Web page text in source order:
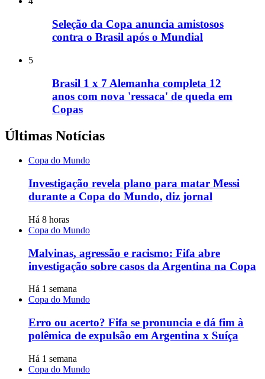
Seleção da Copa anuncia amistosos
contra o Brasil após o Mundial
5
Brasil 1 x 7 Alemanha completa 12
anos com nova 'ressaca' de queda em
Copas
Últimas Notícias
Copa do Mundo
Investigação revela plano para matar Messi
durante a Copa do Mundo, diz jornal
Há 8 horas
Copa do Mundo
Malvinas, agressão e racismo: Fifa abre
investigação sobre casos da Argentina na Copa
Há 1 semana
Copa do Mundo
Erro ou acerto? Fifa se pronuncia e dá fim à
polêmica de expulsão em Argentina x Suíça
Há 1 semana
Copa do Mundo